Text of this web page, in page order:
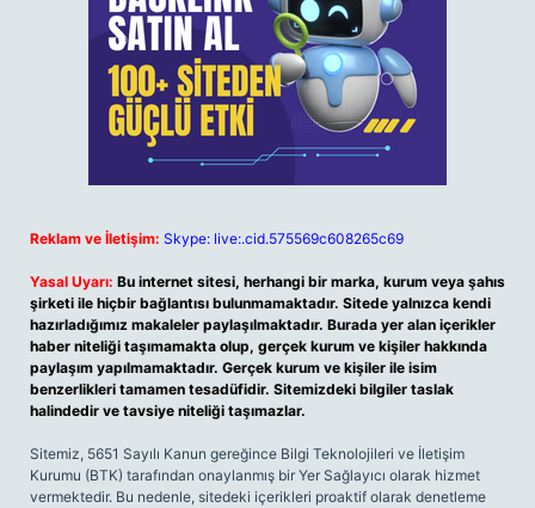
Reklam ve İletişim: Skype: live:.cid.575569c608265c69
Yasal Uyarı: Bu internet sitesi, herhangi bir marka, kurum veya şahıs
şirketi ile hiçbir bağlantısı bulunmamaktadır. Sitede yalnızca kendi
hazırladığımız makaleler paylaşılmaktadır. Burada yer alan içerikler
haber niteliği taşımamakta olup, gerçek kurum ve kişiler hakkında
paylaşım yapılmamaktadır. Gerçek kurum ve kişiler ile isim
benzerlikleri tamamen tesadüfidir. Sitemizdeki bilgiler taslak
halindedir ve tavsiye niteliği taşımazlar.
Sitemiz, 5651 Sayılı Kanun gereğince Bilgi Teknolojileri ve İletişim
Kurumu (BTK) tarafından onaylanmış bir Yer Sağlayıcı olarak hizmet
vermektedir. Bu nedenle, sitedeki içerikleri proaktif olarak denetleme